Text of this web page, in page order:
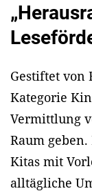
Gestiftet von
Kategorie
Vermittlung
Raum
Kitas mit
alltägliche